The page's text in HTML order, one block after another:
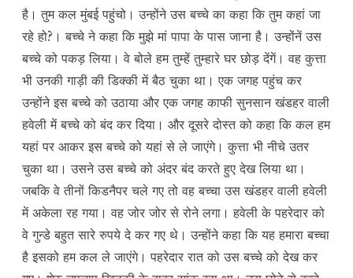
है। तुम कल मुंबई पहुंचो। उन्होंने उस बच्चे का कहा कि तुम कहां जा
रहे हो?। बच्चे ने कहा कि मुझे मां पापा के पास जाना है। उन्होंनें उस
बच्चे को पकड़ लिया। वे बोले हम तुम्हें तुम्हारे घर छोड़ देंगें। वह कुत्ता
भी उनकी गाड़ी की डिक्की में बैठ चुका था। एक जगह पहुंच कर
उन्होंने इस बच्चे को उठाया और एक जगह काफी सुनसान खंडहर वाली
हवेली में बच्चे को बंद कर दिया। और दूसरे दोस्त को कहा कि कल हम
यहां पर आकर इस बच्चे को यहां से ले जाएंगे। कुत्ता भी नीचे उतर
चुका था। उसने उस बच्चे को अंदर बंद करते हुए देख लिया था।
जबकि वे तीनों किडनैपर चले गए तो वह बच्चा उस खंडहर वाली हवेली
में अकेला रह गया। वह जोर जोर से रोने लगा। हवेली के पहरेदार को
वे गुन्डे बहुत सारे रुपये दे कर गए थे। उन्होंने कहा कि यह हमारा बच्चा
है इसको हम कल ले जाएंगे। पहरेदार रात को उस बच्चे को देख कर